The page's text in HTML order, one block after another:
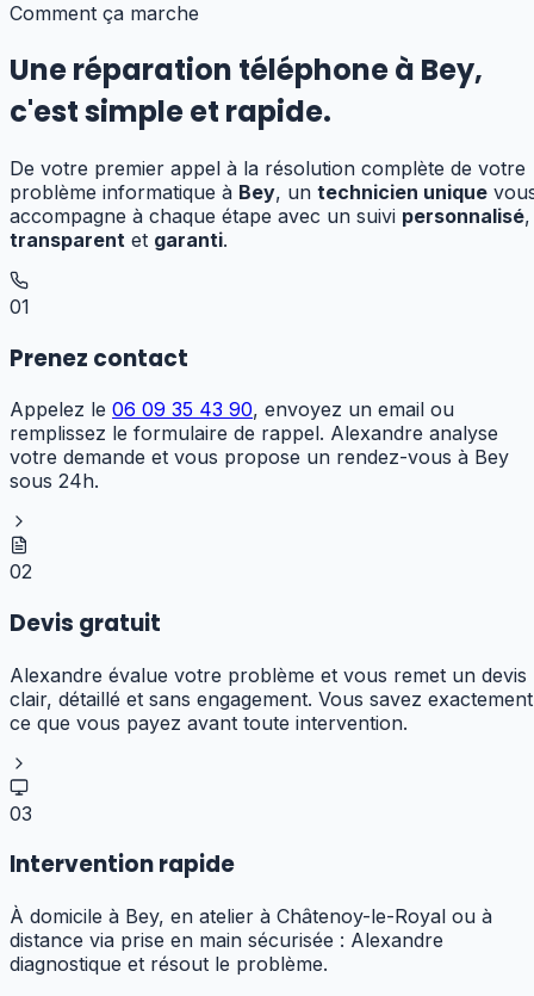
Comment ça marche
Une réparation téléphoneà Bey,
c'est simple et rapide.
De votre premier appel à la résolution complète de votre
problème informatique à Bey, un technicien unique
accompagne à chaque étape avec un suivi personnalisé,
transparent et garanti.
01
Prenez contact
Appelez le 06 09 35 43 90, envoyez un email ou
remplissez le formulaire de rappel. Alexandre analyse
votre demande et vous propose un rendez-vous à Bey
sous 24h.
02
Devis gratuit
Alexandre évalue votre problème et vous remet un devis
clair, détaillé et sans engagement. Vous savez exactement
ce que vous payez avant toute intervention.
03
Intervention rapide
À domicile à Bey, en atelier à Châtenoy-le-Royal ou à
distance via prise en main sécurisée : Alexandre
diagnostique et résout le problème.